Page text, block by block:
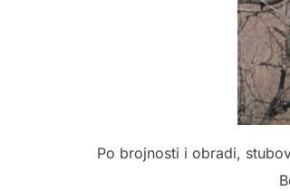
Po brojnosti i obradi,